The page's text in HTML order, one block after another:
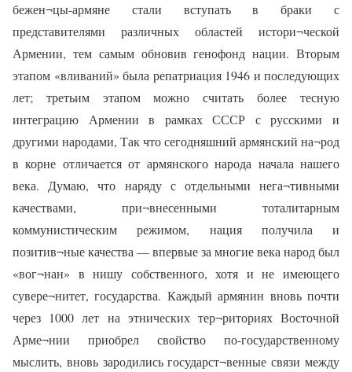
бежен¬цы-армяне стали вступать в браки с
представителями различных областей истори¬ческой
Армении, тем самым обновив генофонд нации. Вторым
этапом «вливаний» была репатриация 1946 и последующих
лет; третьим этапом можно считать более тесную
интеграцию Армении в рамках СССР с русскими и
другими народами, Так что сегодняшний армянский на¬род
в корне отличается от армянского народа начала нашего
века. Думаю, что наряду с отдельными нега¬тивными
качествами, при¬внесенными тоталитарным
коммунистическим режимом, нация получила и
позитив¬ные качества — впервые за многие века народ был
«вог¬нан» в нишу собственного, хотя и не имеющего
сувере¬нитет, государства. Каждый армянин вновь почти
через 1000 лет на этнических тер¬риториях Восточной
Арме¬нии приобрел свойство по-государственному
мыслить, вновь зародились государст¬венные связи между